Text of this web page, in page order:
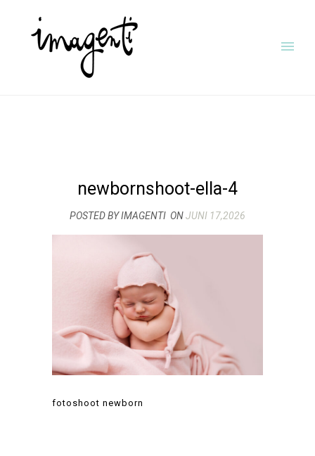
newbornshoot-ella-4
POSTED BY IMAGENTI ONJUNI 17,2026
fotoshoot newborn